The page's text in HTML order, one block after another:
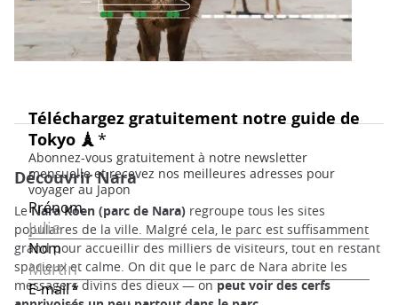
Découvrir Nara
LeNara Koen (parc de Nara) regroupe tous les sites
populaires de la ville. Malgré cela, le parc est suffisamment
grand pour accueillir des milliers de visiteurs, tout en restant
spacieux et calme. On dit que le parc de Nara abrite les
messagers divins des dieux — onpeut voir des cerfs